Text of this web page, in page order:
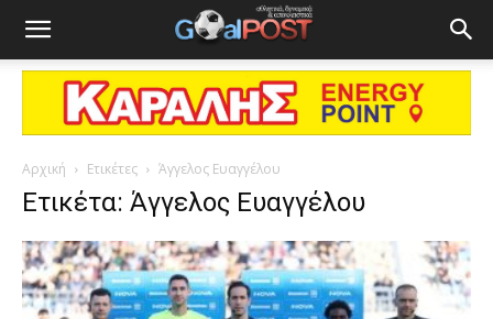
Αρχική Ετικέτες Άγγελος Ευαγγέλου
Ετικέτα: Άγγελος Ευαγγέλου